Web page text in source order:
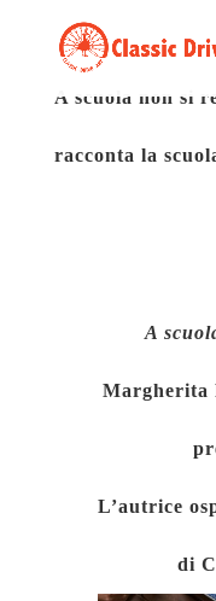
A scuola non si
racconta la
A
Margherita
L’autrice
di